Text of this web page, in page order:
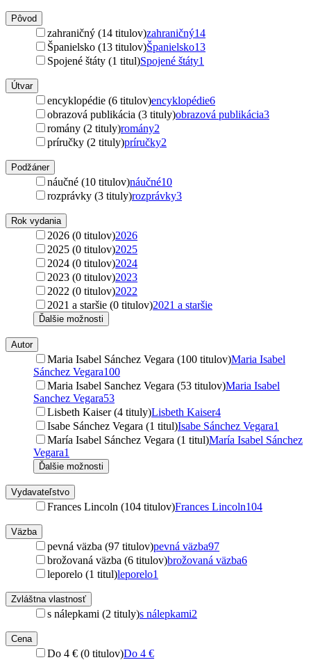
Pôvod
zahraničný (14 titulov)zahraničný14
Španielsko (13 titulov)Španielsko13
Spojené štáty (1 titul)Spojené štáty1
Útvar
encyklopédie (6 titulov)encyklopédie6
obrazová publikácia (3 tituly)obrazová publikácia3
romány (2 tituly)romány2
príručky (2 tituly)príručky2
Podžáner
náučné (10 titulov)náučné10
rozprávky (3 tituly)rozprávky3
Rok vydania
2026 (0 titulov)2026
2025 (0 titulov)2025
2024 (0 titulov)2024
2023 (0 titulov)2023
2022 (0 titulov)2022
2021 a staršie (0 titulov)2021 a staršie
Ďalšie možnosti
Autor
Maria Isabel Sánchez Vegara (100 titulov)Maria Isabel
Sánchez Vegara100
Maria Isabel Sanchez Vegara (53 titulov)Maria Isabel
Sanchez Vegara53
Lisbeth Kaiser (4 tituly)Lisbeth Kaiser4
Isabe Sánchez Vegara (1 titul)Isabe Sánchez Vegara1
María Isabel Sánchez Vegara (1 titul)María Isabel Sánchez
Vegara1
Ďalšie možnosti
Vydavateľstvo
Frances Lincoln (104 titulov)Frances Lincoln104
Väzba
pevná väzba (97 titulov)pevná väzba97
brožovaná väzba (6 titulov)brožovaná väzba6
leporelo (1 titul)leporelo1
Zvláštna vlastnosť
s nálepkami (2 tituly)s nálepkami2
Cena
Do 4 € (0 titulov)Do 4 €